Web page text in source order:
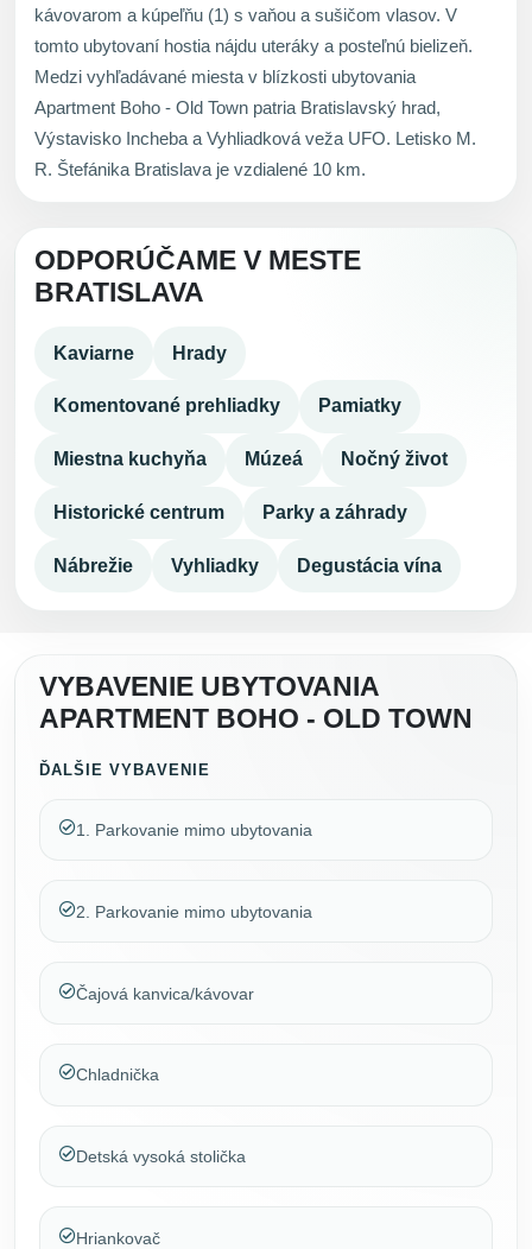
kávovarom a kúpeľňu (1) s vaňou a sušičom vlasov. V
tomto ubytovaní hostia nájdu uteráky a posteľnú bielizeň.
Medzi vyhľadávané miesta v blízkosti ubytovania
Apartment Boho - Old Town patria Bratislavský hrad,
Výstavisko Incheba a Vyhliadková veža UFO. Letisko M.
R. Štefánika Bratislava je vzdialené 10 km.
ODPORÚČAME V MESTE
BRATISLAVA
Kaviarne Hrady
Komentované prehliadky Pamiatky
Miestna kuchyňa Múzeá Nočný život
Historické centrum Parky a záhrady
Nábrežie Vyhliadky Degustácia vína
VYBAVENIE UBYTOVANIA
APARTMENT BOHO - OLD TOWN
ĎALŠIE VYBAVENIE
1. Parkovanie mimo ubytovania
2. Parkovanie mimo ubytovania
Čajová kanvica/kávovar
Chladnička
Detská vysoká stolička
Hriankovač